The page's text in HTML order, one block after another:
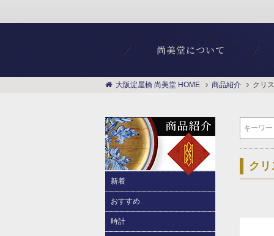
尚美堂について
大阪淀屋橋 尚美堂 HOME 商品紹介 クリ
新着
おすすめ
時計
クリ